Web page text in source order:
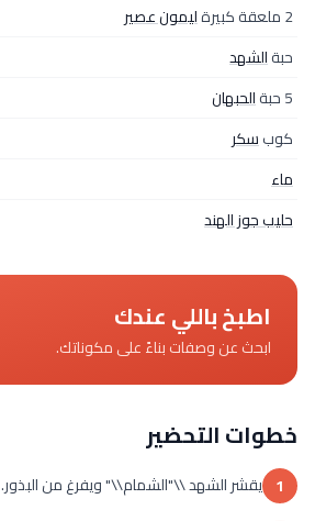
2 ملعقة كبيرة
ليمون عصير
حبةالشهد
5 حبة
الحبهان
كوبسكر
ماء
حليب جوز الهند
اطبخ باللي عندك
ابحث عن وصفات بناءً على مكوناتك.
خطوات التحضير
1 يقشر الشهد \\"الشمام\\" ويفرغ من البذور.